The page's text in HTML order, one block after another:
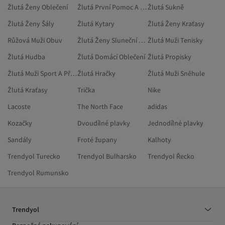
Žlutá Ženy Oblečení
Žlutá První Pomoc A BezpečnostŽlutá Sukně
Žlutá Ženy Šály
Žlutá Kytary
Žlutá Ženy Kraťasy
Růžová Muži Obuv
Žlutá Ženy Sluneční Brýle Žlutá Muži Tenisky
Žlutá Hudba
Žlutá Domácí Oblečení Žlutá Propisky
Žlutá Muži Sport A PřírodaŽlutá Hračky
Žlutá Muži Sněhule
Žlutá Kraťasy
Trička
Nike
Lacoste
The North Face
adidas
Kozačky
Dvoudílné plavky
Jednodílné plavky
Sandály
Froté župany
Kalhoty
Trendyol Turecko
Trendyol Bulharsko
Trendyol Řecko
Trendyol Rumunsko
Trendyol